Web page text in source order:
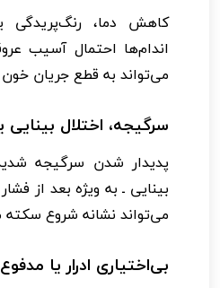
کاهش دما،
اندام‌ها احتمال آسیب
می‌تواند به قطع جریان
سرگیجه، اختلال بینایی
پدیدار شدن سرگیجه
بینایی ـ به ویژه بعد از
می‌تواند نشانه شروع
بی‌اختیاری ادرار یا مدفوع